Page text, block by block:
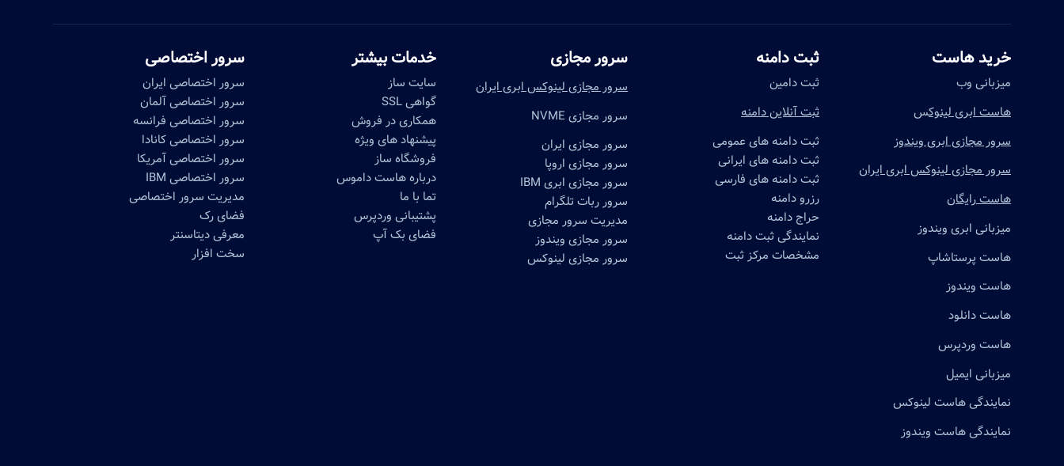
خرید هاست
میزبانی وب
هاست ابری لینوکس
سرور مجازی ابری ویندوز
سرور مجازی لینوکس ابری ایران
هاست رایگان
میزبانی ابری ویندوز
هاست پرستاشاپ
هاست ویندوز
هاست دانلود
هاست وردپرس
میزبانی ایمیل
نمایندگی هاست لینوکس
نمایندگی هاست ویندوز
ثبت دامنه
ثبت دامین
ثبت آنلاین دامنه
ثبت دامنه های عمومی
ثبت دامنه های ایرانی
ثبت دامنه های فارسی
رزرو دامنه
حراج دامنه
نمایندگی ثبت دامنه
مشخصات مرکز ثبت
سرور مجازی
سرور مجازی لینوکس ابری ایران
سرور مجازی NVME
سرور مجازی ایران
سرور مجازی اروپا
سرور مجازی ابری IBM
سرور ربات تلگرام
مدیریت سرور مجازی
سرور مجازی ویندوز
سرور مجازی لینوکس
خدمات بیشتر
سایت ساز
گواهی SSL
همکاری در فروش
پیشنهاد های ویژه
فروشگاه ساز
درباره هاست داموس
تما با ما
پشتیبانی وردپرس
فضای بک آپ
سرور اختصاصی
سرور اختصاصی ایران
سرور اختصاصی آلمان
سرور اختصاصی فرانسه
سرور اختصاصی کانادا
سرور اختصاصی آمریکا
سرور اختصاصی IBM
مدیریت سرور اختصاصی
فضای رک
معرفی دیتاسنتر
سخت افزار